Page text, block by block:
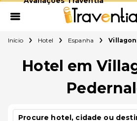
Início Hotel Espanha
Hotel em
Procure hotel, cidade ou